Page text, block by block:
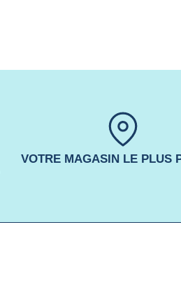
VOTRE MAGASIN LE PLUS